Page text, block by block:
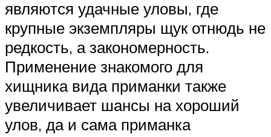
являются удачные уловы, где
крупные экземпляры щук отнюдь не
редкость, а закономерность.
Применение знакомого для
хищника вида приманки также
увеличивает шансы на хороший
улов, да и сама приманка